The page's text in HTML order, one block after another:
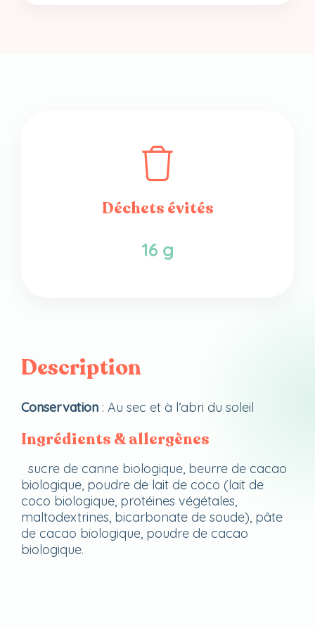
Description
Conservation : Au sec et à l’abri du soleil
Ingrédients & allergènes
sucre de canne biologique, beurre de cacao
biologique, poudre de lait de coco (lait de
coco biologique, protéines végétales,
maltodextrines, bicarbonate de soude), pâte
de cacao biologique, poudre de cacao
biologique.
Déchets évités
16 g